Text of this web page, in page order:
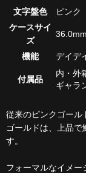
文字盤色
ピンク
ケースサイ
ズ
36.0mm
機能 デイデ
付属品
内・外
ギャラ
従来のピンクゴール
ゴールドは、上品
す。
フォーマルなイメー